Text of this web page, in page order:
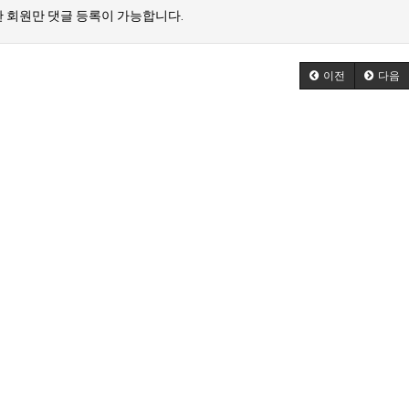
회원만 댓글 등록이 가능합니다.
이전 다음